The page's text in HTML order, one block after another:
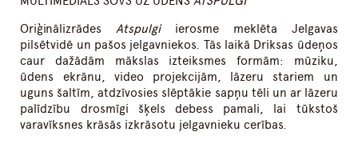
OriģinālizrādesAtspulgiierosme meklēta Jelgavas
pilsētvidē un pašos jelgavniekos. Tās laikā Driksas ūdeņos
caur dažādām mākslas izteiksmes formām: mūziku,
ūdens ekrānu, video projekcijām, lāzeru stariem un
uguns šaltīm, atdzīvosies slēptākie sapņu tēli un ar lāzeru
palīdzību drosmīgi šķels debess pamali, lai tūkstoš
varavīksnes krāsās izkrāsotu jelgavnieku cerības.